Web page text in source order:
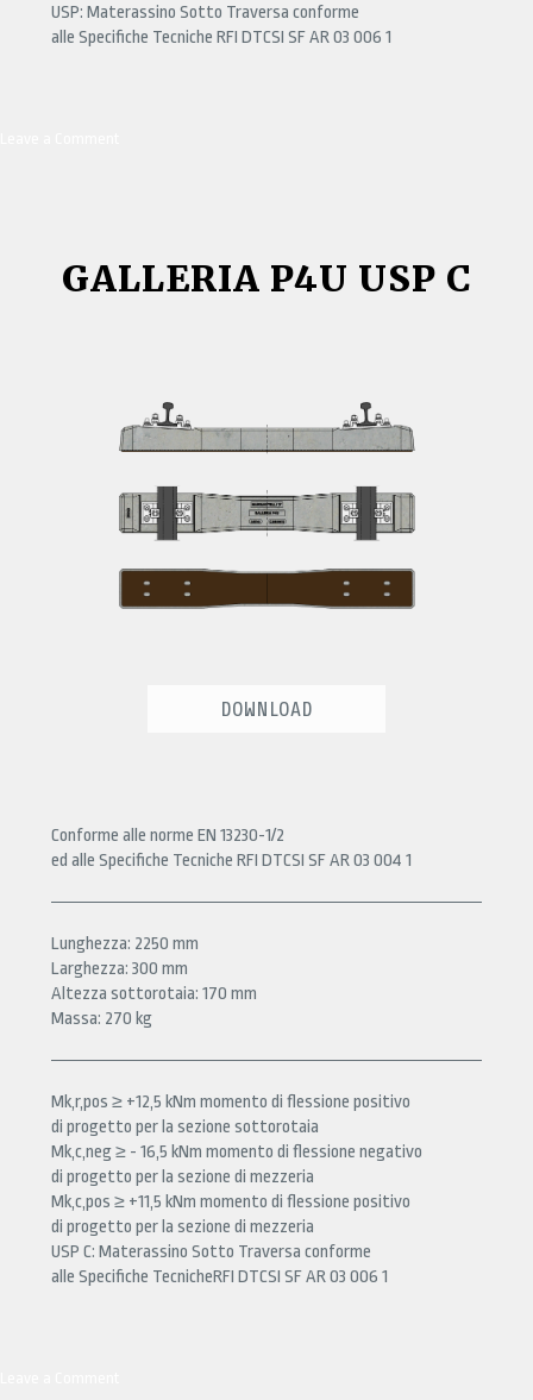
USP: Materassino Sotto Traversa conforme
alle Specifiche Tecniche RFI DTCSI SF AR 03 006 1
C
GALLERIA P4U USP C
DOWNLOAD
Conforme alle norme EN 13230-1/2
ed alle Specifiche Tecniche RFI DTCSI SF AR 03 004 1
Lunghezza: 2250 mm
Larghezza: 300 mm
Altezza sottorotaia: 170 mm
Massa: 270 kg
Mk,r,pos ≥ +12,5 kNm momento di flessione positivo
di progetto per la sezione sottorotaia
Mk,c,neg ≥ - 16,5 kNm momento di flessione negativo
di progetto per la sezione di mezzeria
Mk,c,pos ≥ +11,5 kNm momento di flessione positivo
di progetto per la sezione di mezzeria
USP C: Materassino Sotto Traversa conforme
alle Specifiche TecnicheRFI DTCSI SF AR 03 006 1